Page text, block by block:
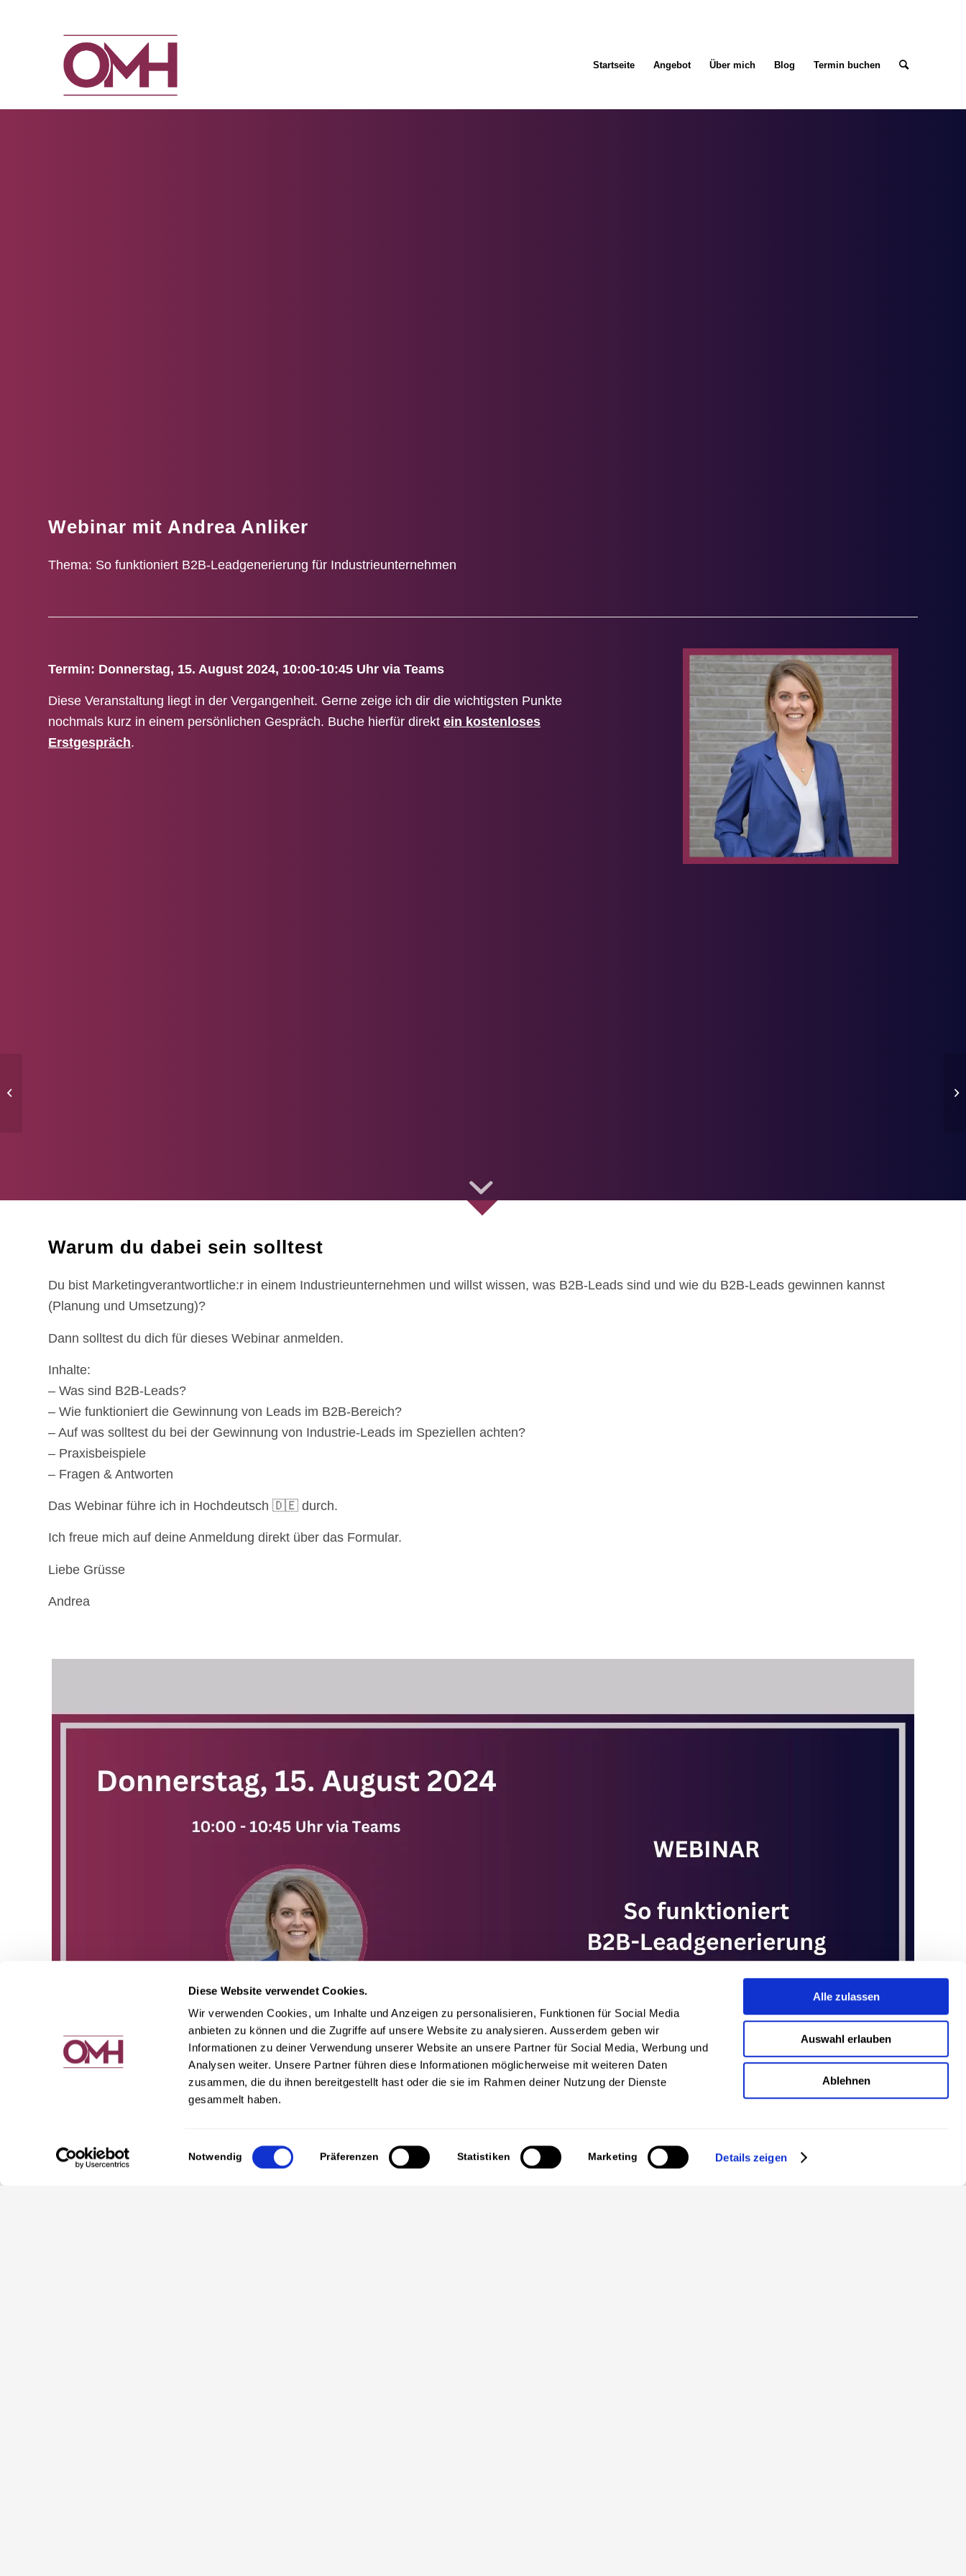
Diese Website verwendet Cookies.
Wir verwenden Cookies, um Inhalte und Anzeigen zu personalisieren, Funktionen für Social Media
anbieten zu können und die Zugriffe auf unsere Website zu analysieren. Ausserdem geben wir
Informationen zu deiner Verwendung unserer Website an unsere Partner für Social Media, Werbung und
Analysen weiter. Unsere Partner führen diese Informationen möglicherweise mit weiteren Daten
zusammen, die du ihnen bereitgestellt hast oder die sie im Rahmen deiner Nutzung der Dienste
gesammelt haben.
Einwilligungsauswahl
Notwendig Präferenzen Statistiken Marketing Details zeigen
Alle zulassen
Auswahl erlauben
Ablehnen
Startseite Angebot Über mich Blog Termin buchen
Webinar mit Andrea Anliker
Thema: So funktioniert B2B-Leadgenerierung für Industrieunternehmen
Termin: Donnerstag, 15. August 2024, 10:00-10:45 Uhr via Teams
Diese Veranstaltung liegt in der Vergangenheit. Gerne zeige ich dir die wichtigsten Punkte
nochmals kurz in einem persönlichen Gespräch. Buche hierfür direkt ein kostenloses
Erstgespräch.
Warum du dabei sein solltest
Du bist Marketingverantwortliche:r in einem Industrieunternehmen und willst wissen, was B2B-Leads sind und wie du B2B-Leads gewinnen kannst
(Planung und Umsetzung)?
Dann solltest du dich für dieses Webinar anmelden.
Inhalte:
– Was sind B2B-Leads?
– Wie funktioniert die Gewinnung von Leads im B2B-Bereich?
– Auf was solltest du bei der Gewinnung von Industrie-Leads im Speziellen achten?
– Praxisbeispiele
– Fragen & Antworten
Das Webinar führe ich in Hochdeutsch 🇩🇪 durch.
Ich freue mich auf deine Anmeldung direkt über das Formular.
Liebe Grüsse
Andrea